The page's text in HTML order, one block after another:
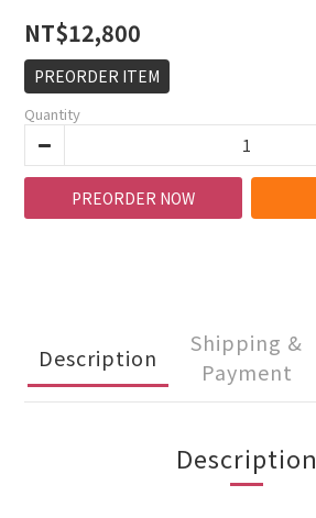
NT$12,800
PREORDER ITEM
Quantity
PREORDER NOW
Description
Shipping &
Payment
Description